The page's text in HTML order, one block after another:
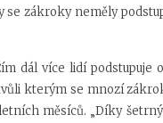
se zákroky neměly
dál více lidí
kterým se mnozí
měsíců. „Díky